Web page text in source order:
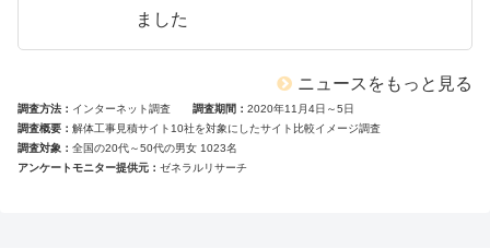
ました
ニュースをもっと見る
調査方法 インターネット調査 調査期間
2020年11月4日～5日
調査概要
解体工事見積サイト10社を対象にしたサイト比較イメージ調査
調査対象
全国の20代～50代の男女 1023名
アンケートモニター提供元
ゼネラルリサーチ